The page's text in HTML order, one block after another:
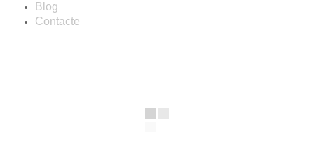
Blog
Contacte